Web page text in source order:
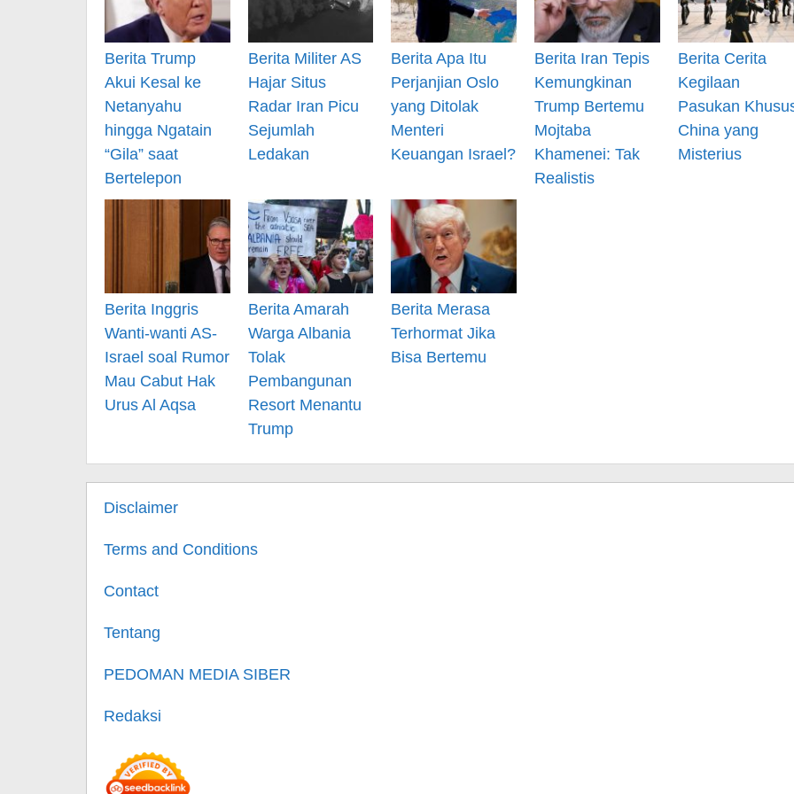
Berita Trump
Akui Kesal ke
Netanyahu
hingga Ngatain
“Gila” saat
Bertelepon
Berita Militer AS
Hajar Situs
Radar Iran Picu
Sejumlah
Ledakan
Berita Apa Itu
Perjanjian Oslo
yang Ditolak
Menteri
Keuangan Israel?
Berita Iran Tepis
Kemungkinan
Trump Bertemu
Mojtaba
Khamenei: Tak
Realistis
Berita Cerita
Kegilaan
Pasukan
China yang
Misterius
Berita Inggris
Wanti-wanti AS-
Israel soal Rumor
Mau Cabut Hak
Urus Al Aqsa
Berita Amarah
Warga Albania
Tolak
Pembangunan
Resort Menantu
Trump
Berita Merasa
Terhormat Jika
Bisa Bertemu
Disclaimer
Terms and Conditions
Contact
Tentang
PEDOMAN MEDIA SIBER
Redaksi